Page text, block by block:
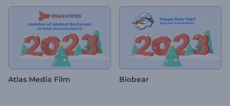
Atlas Media Film Biobear